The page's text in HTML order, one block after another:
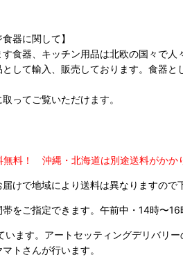
器に関して】
食器、キッチン用品は北欧の国々で
して輸入、販売しております。食器
ってご覧いただけます。
料！ 沖縄・北海道は別途送料がかか
届けで地域により送料は異なりますので
をご指定できます。 午前中・14時〜
います。アートセッティングデリバリ
トさんが行います。